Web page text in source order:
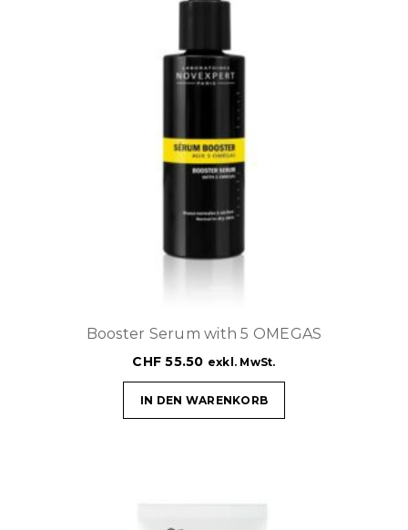
Booster Serum with 5 OMEGAS
CHF 55.50 exkl. MwSt.
IN DEN WARENKORB